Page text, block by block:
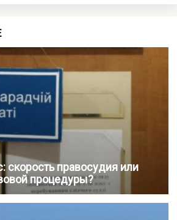
скорость правосудия или
процедуры?